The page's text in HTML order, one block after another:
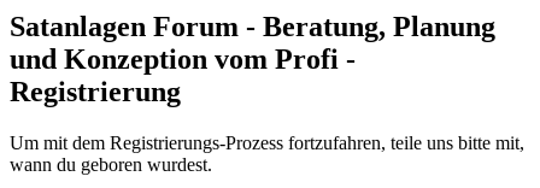
Satanlagen Forum - Beratung, Planung
und Konzeption vom Profi -
Registrierung
Um mit dem Registrierungs-Prozess fortzufahren, teile uns bitte mit,
wann du geboren wurdest.